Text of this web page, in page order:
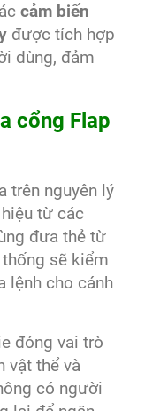
cảm biến
được tích hợp
dùng, đảm
cổng Flap
trên nguyên lý
từ các
đưa thẻ từ
thống sẽ kiểm
lệnh cho cánh
đóng vai trò
vật thể và
có người